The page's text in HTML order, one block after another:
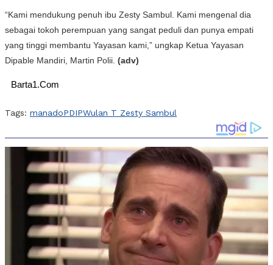
“Kami mendukung penuh ibu Zesty Sambul. Kami mengenal dia
sebagai tokoh perempuan yang sangat peduli dan punya empati
yang tinggi membantu Yayasan kami,” ungkap Ketua Yayasan
Dipable Mandiri, Martin Polii. (adv)
Barta1.Com
Tags: manadoPDIPWulan T Zesty Sambul